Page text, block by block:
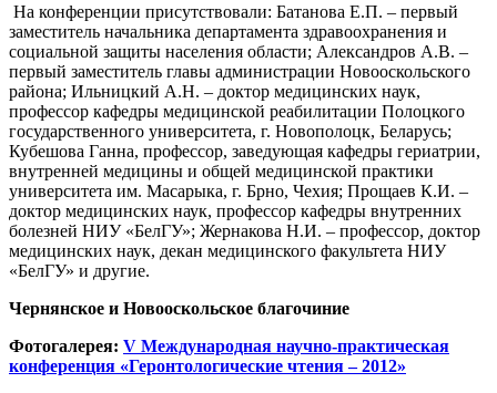
На конференции присутствовали: Батанова Е.П. – первый
заместитель начальника департамента здравоохранения и
социальной защиты населения области; Александров А.В. –
первый заместитель главы администрации Новооскольского
района; Ильницкий А.Н. – доктор медицинских наук,
профессор кафедры медицинской реабилитации Полоцкого
государственного университета, г. Новополоцк, Беларусь;
Кубешова Ганна, профессор, заведующая кафедры гериатрии,
внутренней медицины и общей медицинской практики
университета им. Масарыка, г. Брно, Чехия; Прощаев К.И. –
доктор медицинских наук, профессор кафедры внутренних
болезней НИУ «БелГУ»; Жернакова Н.И. – профессор, доктор
медицинских наук, декан медицинского факультета НИУ
«БелГУ» и другие.
Чернянское и Новооскольское благочиние
Фотогалерея: V Международная научно-практическая
конференция «Геронтологические чтения – 2012»